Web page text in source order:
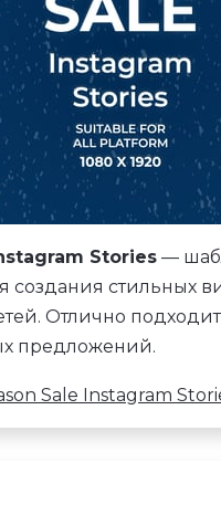
Stories —
создания стильных
Отлично
предложений.
Sale Instagram